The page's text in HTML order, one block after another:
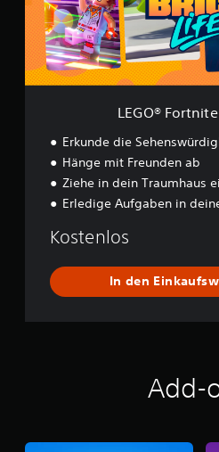
r
t
n
i
t
e
LEGO®
Erkunde die
Hänge mit Freunden ab
Ziehe in dein Traumhaus
Erledige Aufgaben in
Kostenlos
In den
Add-